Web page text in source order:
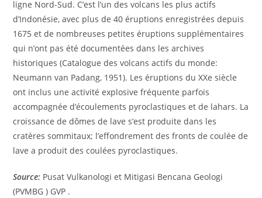
ligne Nord-Sud. C’est l’un des volcans les plus actifs
d’Indonésie, avec plus de 40 éruptions enregistrées depuis
1675 et de nombreuses petites éruptions supplémentaires
qui n’ont pas été documentées dans les archives
historiques (Catalogue des volcans actifs du monde:
Neumann van Padang, 1951). Les éruptions du XXe siècle
ont inclus une activité explosive fréquente parfois
accompagnée d’écoulements pyroclastiques et de lahars. La
croissance de dômes de lave s’est produite dans les
cratères sommitaux; l’effondrement des fronts de coulée de
lave a produit des coulées pyroclastiques.
Source: Pusat Vulkanologi et Mitigasi Bencana Geologi
(PVMBG ) GVP .